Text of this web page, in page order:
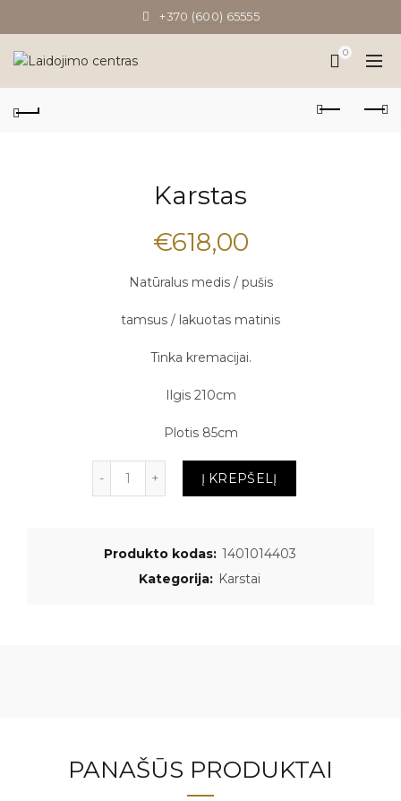
+370 (600) 65555
0
Karstas
€618,00
Natūralus medis / pušis
tamsus / lakuotas matinis
Tinka kremacijai.
Ilgis 210cm
Plotis 85cm
Kiekis
Į KREPŠELĮ
Produkto kodas: 1401014403
Kategorija: Karstai
PANAŠŪS PRODUKTAI